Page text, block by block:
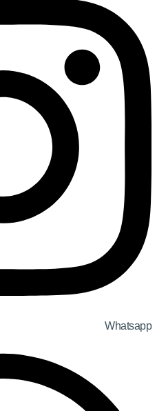
Whatsapp